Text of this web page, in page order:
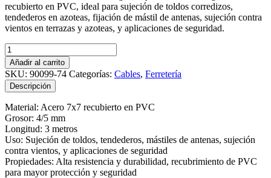
recubierto en PVC, ideal para sujeción de toldos corredizos,
tendederos en azoteas, fijación de mástil de antenas, sujeción contra
vientos en terrazas y azoteas, y aplicaciones de seguridad.
Cable
de
Acero
4/5mm
x
3m
cantidad
Añadir al carrito
SKU: 90099-74 Categorías: Cables, Ferretería
Descripción
Material: Acero 7x7 recubierto en PVC
Grosor: 4/5 mm
Longitud: 3 metros
Uso: Sujeción de toldos, tendederos, mástiles de antenas, sujeción
contra vientos, y aplicaciones de seguridad
Propiedades: Alta resistencia y durabilidad, recubrimiento de PVC
para mayor protección y seguridad